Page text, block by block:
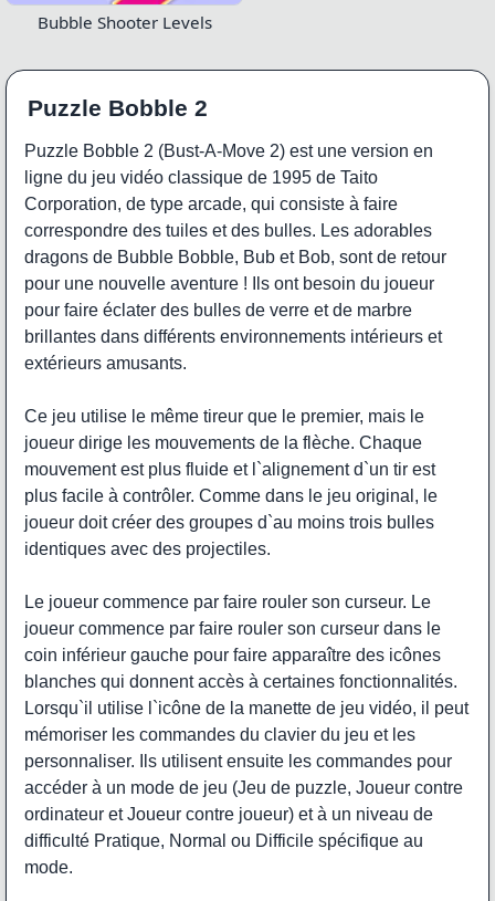
Bubble Shooter Levels
Puzzle Bobble 2
Puzzle Bobble 2 (Bust-A-Move 2) est une version en
ligne du jeu vidéo classique de 1995 de Taito
Corporation, de type arcade, qui consiste à faire
correspondre des tuiles et des bulles. Les adorables
dragons de Bubble Bobble, Bub et Bob, sont de retour
pour une nouvelle aventure ! Ils ont besoin du joueur
pour faire éclater des bulles de verre et de marbre
brillantes dans différents environnements intérieurs et
extérieurs amusants.
Ce jeu utilise le même tireur que le premier, mais le
joueur dirige les mouvements de la flèche. Chaque
mouvement est plus fluide et l`alignement d`un tir est
plus facile à contrôler. Comme dans le jeu original, le
joueur doit créer des groupes d`au moins trois bulles
identiques avec des projectiles.
Le joueur commence par faire rouler son curseur. Le
joueur commence par faire rouler son curseur dans le
coin inférieur gauche pour faire apparaître des icônes
blanches qui donnent accès à certaines fonctionnalités.
Lorsqu`il utilise l`icône de la manette de jeu vidéo, il peut
mémoriser les commandes du clavier du jeu et les
personnaliser. Ils utilisent ensuite les commandes pour
accéder à un mode de jeu (Jeu de puzzle, Joueur contre
ordinateur et Joueur contre joueur) et à un niveau de
difficulté Pratique, Normal ou Difficile spécifique au
mode.